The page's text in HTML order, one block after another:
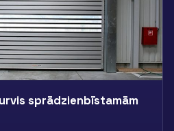
sprādzienbīstamām